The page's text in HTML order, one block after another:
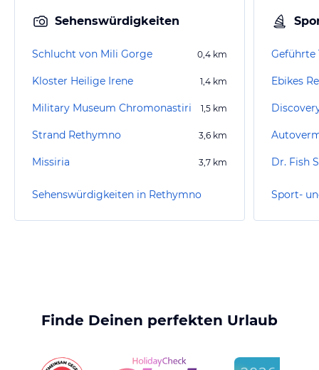
Sehenswürdigkeiten
Schlucht von Mili Gorge 0,4 km
Kloster Heilige Irene 1,4 km
Military Museum Chromonastiri 1,5 km
Strand Rethymno 3,6 km
Missiria 3,7 km
Sehenswürdigkeiten in Rethymno
Geführte
Ebikes
Dr. Fish
Finde Deinen perfekten Urlaub